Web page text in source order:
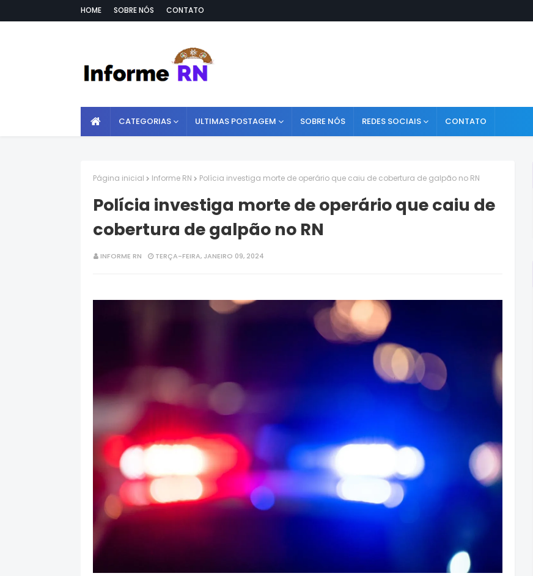
HOME SOBRE NÓS CONTATO
CATEGORIAS ULTIMAS POSTAGEM SOBRE NÓS REDES SOCIAIS CONTATO
Página inicial Informe RN Polícia investiga morte de operário que caiu de cobertura de galpão no RN
Polícia investiga morte de operário que caiu de
cobertura de galpão no RN
INFORME RN TERÇA-FEIRA, JANEIRO 09, 2024